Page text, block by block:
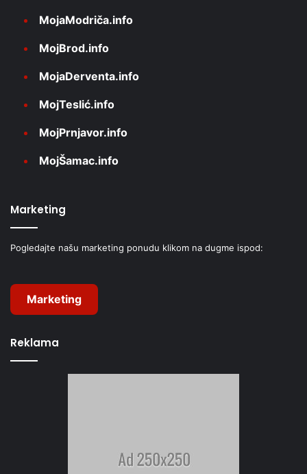
MojaModriča.info
MojBrod.info
MojaDerventa.info
MojTeslić.info
MojPrnjavor.info
MojŠamac.info
Marketing
Pogledajte našu marketing ponudu klikom na dugme ispod:
Marketing
Reklama